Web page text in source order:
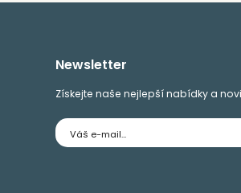
Newsletter
Získejte naše nejlepší nabídky a
E-
mailová